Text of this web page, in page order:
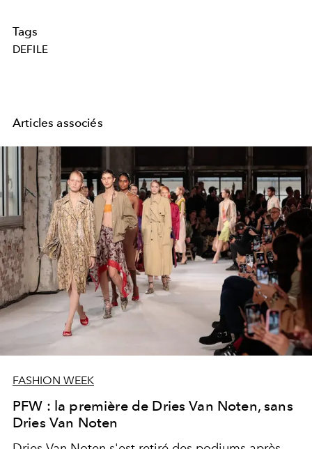
Tags
DEFILE
Articles associés
FASHION WEEK
PFW : la première de Dries Van Noten, sans
Dries Van Noten